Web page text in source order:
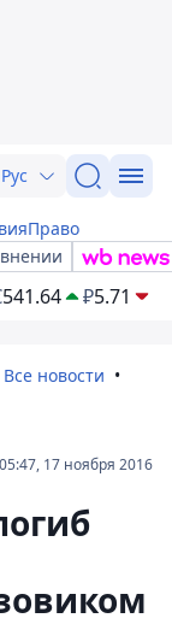
Рус
Право
541.64 ₽5.71
Все новости
05:47, 17 ноября 2016